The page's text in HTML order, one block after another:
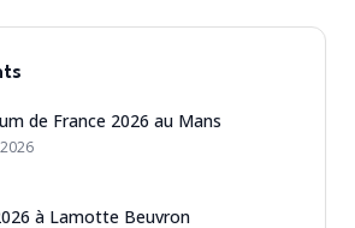
de France 2026 au Mans
à Lamotte Beuvron